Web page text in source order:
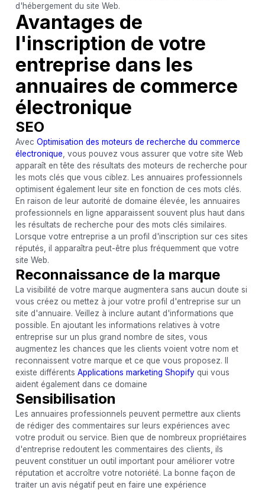
d'hébergement du site Web.
Avantages de
l'inscription de votre
entreprise dans les
annuaires de commerce
électronique
SEO
Avec Optimisation des moteurs de recherche du commerce
électronique , vous pouvez vous assurer que votre site Web
apparaît en tête des résultats des moteurs de recherche pour
les mots clés que vous ciblez. Les annuaires professionnels
optimisent également leur site en fonction de ces mots clés.
En raison de leur autorité de domaine élevée, les annuaires
professionnels en ligne apparaissent souvent plus haut dans
les résultats de recherche pour des mots clés similaires.
Lorsque votre entreprise a un profil d'inscription sur ces sites
réputés, il apparaîtra peut-être plus fréquemment que votre
site Web.
Reconnaissance de la marque
La visibilité de votre marque augmentera sans aucun doute si
vous créez ou mettez à jour votre profil d'entreprise sur un
site d'annuaire. Veillez à inclure autant d'informations que
possible. En ajoutant les informations relatives à votre
entreprise sur un plus grand nombre de sites, vous
augmentez les chances que les clients voient votre nom et
reconnaissent votre marque et ce que vous proposez. Il
existe différents Applications marketing Shopifyqui vous
aident également dans ce domaine
Sensibilisation
Les annuaires professionnels peuvent permettre aux clients
de rédiger des commentaires sur leurs expériences avec
votre produit ou service. Bien que de nombreux propriétaires
d'entreprise redoutent les commentaires des clients, ils
peuvent constituer un outil important pour améliorer votre
réputation et accroître votre notoriété. La bonne façon de
traiter un avis négatif peut en faire une expérience